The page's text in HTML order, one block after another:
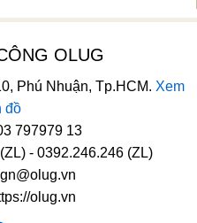
OLUG
Phú Nhuận, Tp.HCM. Xem
đồ
797979 13
- 0392.246.246 (ZL)
olug.vn